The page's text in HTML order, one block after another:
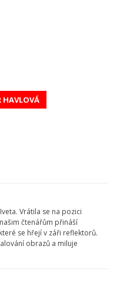
HAVLOVÁ
Vrátila se na pozici
čtenářům přináší
se hřejí v záři reflektorů.
obrazů a miluje